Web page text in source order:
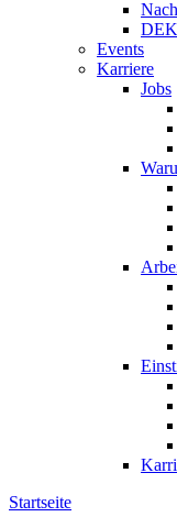
Events
Karriere
Jobs
Startseite